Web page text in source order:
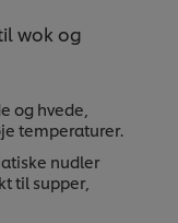
wok og
og hvede,
temperaturer.
nudler
til supper,